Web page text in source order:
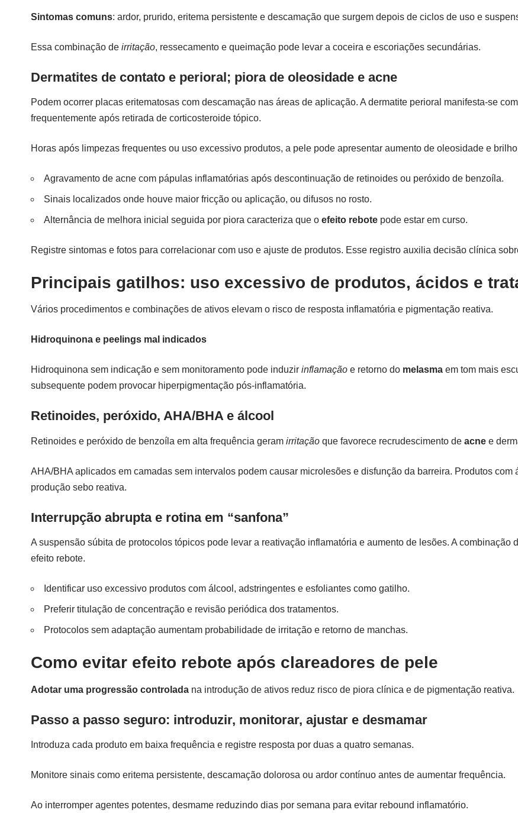
Sintomas comuns: ardor, prurido, eritema persistente e descamação que surgem depois de ciclos de uso e
Essa combinação de irritação, ressecamento e queimação pode levar a coceira e escoriações secundárias.
Dermatites de contato e perioral; piora de oleosidade e acne
Podem ocorrer placas eritematosas com descamação nas áreas de aplicação. A dermatite perioral manifesta-se
frequentemente após retirada de corticosteroide tópico.
Horas após limpezas frequentes ou uso excessivo produtos, a pele pode apresentar aumento de oleosidade e
Agravamento de acne com pápulas inflamatórias após descontinuação de retinoides ou peróxido de benzoíla.
Sinais localizados onde houve maior fricção ou aplicação, ou difusos no rosto.
Alternância de melhora inicial seguida por piora caracteriza que o efeito rebote pode estar em curso.
Registre sintomas e fotos para correlacionar com uso e ajuste de produtos. Esse registro auxilia decisão clínica
Principais gatilhos: uso excessivo de produtos, ácidos e
Vários procedimentos e combinações de ativos elevam o risco de resposta inflamatória e pigmentação reativa.
Hidroquinona e peelings mal indicados
Hidroquinona sem indicação e sem monitoramento pode induzir inflamação e retorno do melasma em tom mais
subsequente podem provocar hiperpigmentação pós-inflamatória.
Retinoides, peróxido, AHA/BHA e álcool
Retinoides e peróxido de benzoíla em alta frequência geram irritação que favorece recrudescimento de acne e
AHA/BHA aplicados em camadas sem intervalos podem causar microlesões e disfunção da barreira. Produtos
produção sebo reativa.
Interrupção abrupta e rotina em “sanfona”
A suspensão súbita de protocolos tópicos pode levar a reativação inflamatória e aumento de lesões. A
efeito rebote.
Identificar uso excessivo produtos com álcool, adstringentes e esfoliantes como gatilho.
Preferir titulação de concentração e revisão periódica dos tratamentos.
Protocolos sem adaptação aumentam probabilidade de irritação e retorno de manchas.
Como evitar efeito rebote após clareadores de pele
Adotar uma progressão controlada na introdução de ativos reduz risco de piora clínica e de pigmentação reativa.
Passo a passo seguro: introduzir, monitorar, ajustar e desmamar
Introduza cada produto em baixa frequência e registre resposta por duas a quatro semanas.
Monitore sinais como eritema persistente, descamação dolorosa ou ardor contínuo antes de aumentar frequência.
Ao interromper agentes potentes, desmame reduzindo dias por semana para evitar rebound inflamatório.